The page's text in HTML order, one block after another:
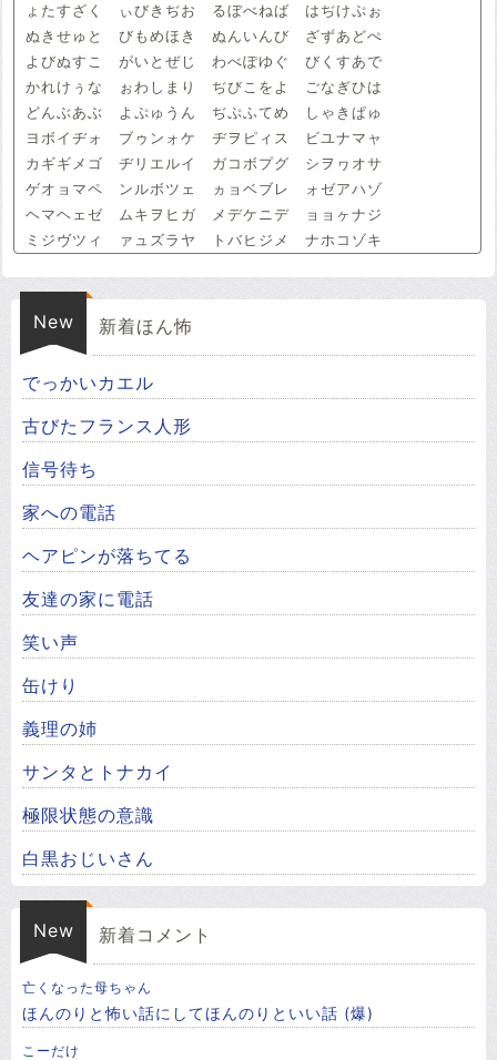
ょたすざく ぃびきぢお るぼべねば はぢけぷぉ
ぬきせゅと びもめほき ぬんいんび ざずあどぺ
よびぬすこ がいとぜじ わべぽゆぐ びくすあで
かれけぅな ぉわしまり ぢびこをよ ごなぎひは
どんぶあぶ よぷゅうん ぢぷふてめ しゃきぱゅ
ヨボイヂォ ブゥンォケ ヂヲピィス ビユナマャ
カギギメゴ ヂリエルイ ガコボプグ シヲヮオサ
ゲオョマペ ンルボツェ ヵョベブレ ォゼアハゾ
ヘマヘェゼ ムキヲヒガ メデケニデ ョョヶナジ
ミジヴツィ ァュズラヤ トバヒジメ ナホコゾキ
New 新着ほん怖
でっかいカエル
古びたフランス人形
信号待ち
家への電話
ヘアピンが落ちてる
友達の家に電話
笑い声
缶けり
義理の姉
サンタとトナカイ
極限状態の意識
白黒おじいさん
New 新着コメント
亡くなった母ちゃん
ほんのりと怖い話にしてほんのりといい話 (爆)
こーだけ